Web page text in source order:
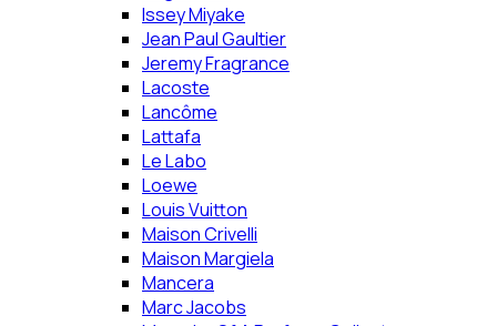
Issey Miyake
Jean Paul Gaultier
Jeremy Fragrance
Lacoste
Lancôme
Lattafa
Le Labo
Loewe
Louis Vuitton
Maison Crivelli
Maison Margiela
Mancera
Marc Jacobs